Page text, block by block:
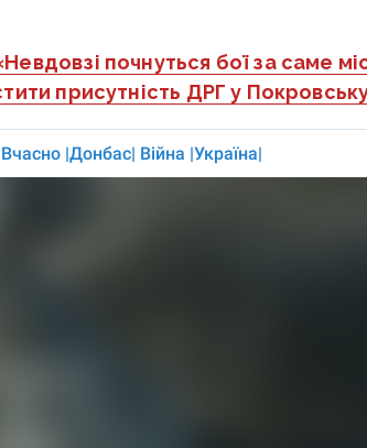
почнуться бої за саме
присутність ДРГ у